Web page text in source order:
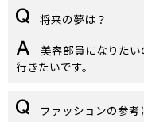
将来の夢は？
美容部員になりた
行きたいです。
ファッションの参